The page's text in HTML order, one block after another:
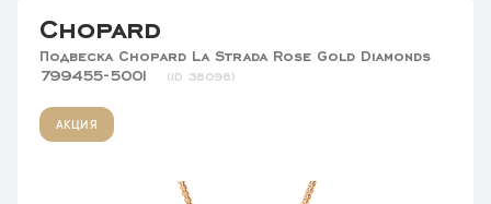
Chopard
Подвеска Chopard La Strada Rose Gold Diamonds
799455-5001
38098
АКЦИЯ